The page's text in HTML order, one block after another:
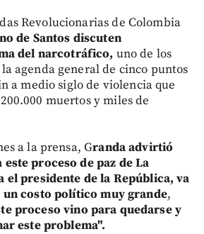
Revolucionarias de Colombia
de Santos discuten
del narcotráfico, uno de los
agenda general de cinco puntos
a medio siglo de violencia que
muertos y miles de
a la prensa, Granda advirtió
proceso de paz de La
el presidente de la República, va
un costo político muy grande,
proceso vino para quedarse y
este problema".